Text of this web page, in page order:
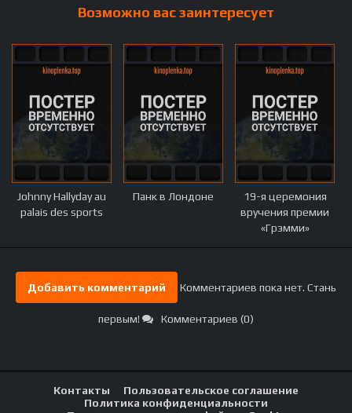
Возможно вас заинтересует
Johnny Hallyday au
palais des sports
Панк в Лондоне
19-я церемония
вручения премии
«Грэмми»
Добавить комментарий Комментариев пока нет. Стань
первым! Комментариев (0)
Контакты
Пользовательское соглашение
Политика конфиденциальности